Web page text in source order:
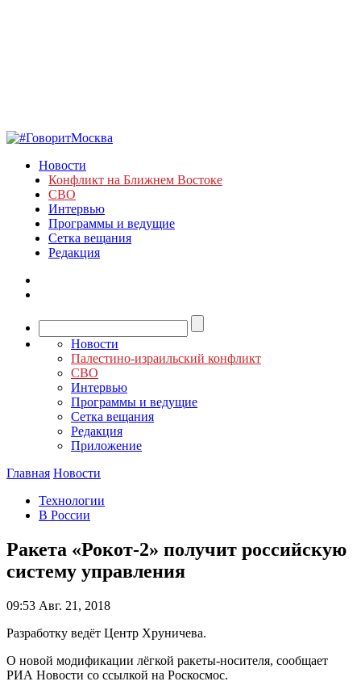
Новости
Конфликт на Ближнем Востоке
СВО
Интервью
Программы и ведущие
Сетка вещания
Редакция
Новости
Палестино-израильский конфликт
СВО
Интервью
Программы и ведущие
Сетка вещания
Редакция
Приложение
Главная Новости
Технологии
В России
Ракета «Рокот-2» получит российскую
систему управления
09:53 Авг. 21, 2018
Разработку ведёт Центр Хруничева.
О новой модификации лёгкой ракеты-носителя, сообщает
РИА Новости со ссылкой на Роскосмос.